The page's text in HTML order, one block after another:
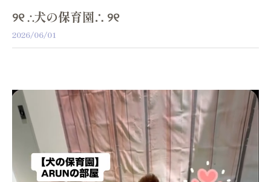
୨୧ ∴犬の保育園∴ ୨୧
2026/06/01